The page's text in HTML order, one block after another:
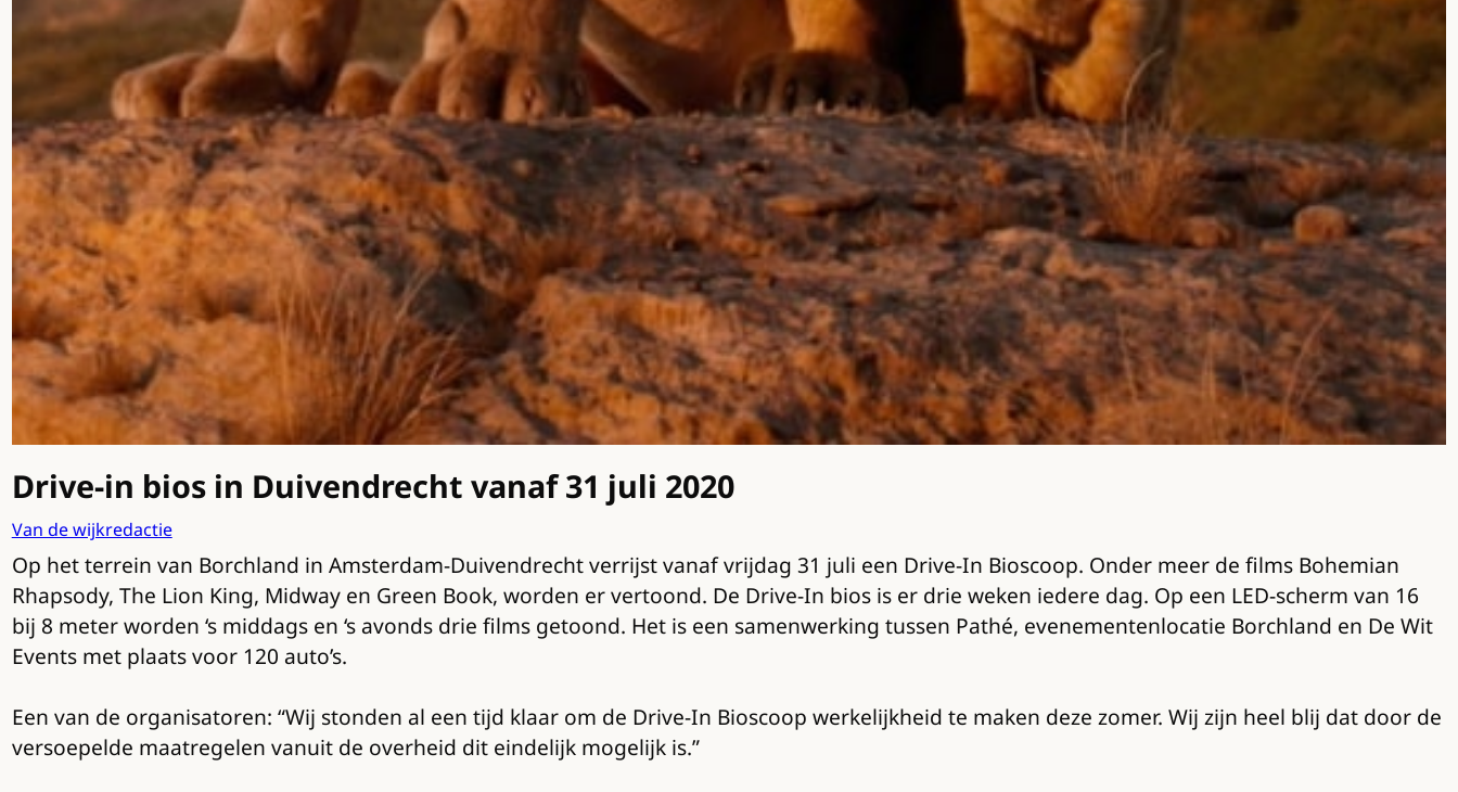
Drive-in bios in Duivendrecht vanaf 31 juli 2020
Van de wijkredactie
Op het terrein van Borchland in Amsterdam-Duivendrecht verrijst vanaf vrijdag 31 juli een Drive-In Bioscoop. Onder meer de films Bohemian
Rhapsody, The Lion King, Midway en Green Book, worden er vertoond. De Drive-In bios is er drie weken iedere dag. Op een LED-scherm van 16
bij 8 meter worden ‘s middags en ‘s avonds drie films getoond. Het is een samenwerking tussen Pathé, evenementenlocatie Borchland en De Wit
Events met plaats voor 120 auto’s.
Een van de organisatoren: “Wij stonden al een tijd klaar om de Drive-In Bioscoop werkelijkheid te maken deze zomer. Wij zijn heel blij dat door de
versoepelde maatregelen vanuit de overheid dit eindelijk mogelijk is.”